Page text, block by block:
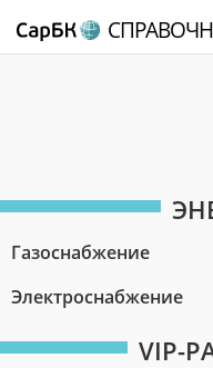
Газоснабжение
Электроснабжение
VIP-